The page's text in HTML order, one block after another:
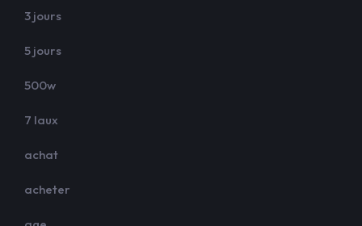
3 jours
5 jours
500w
7 laux
achat
acheter